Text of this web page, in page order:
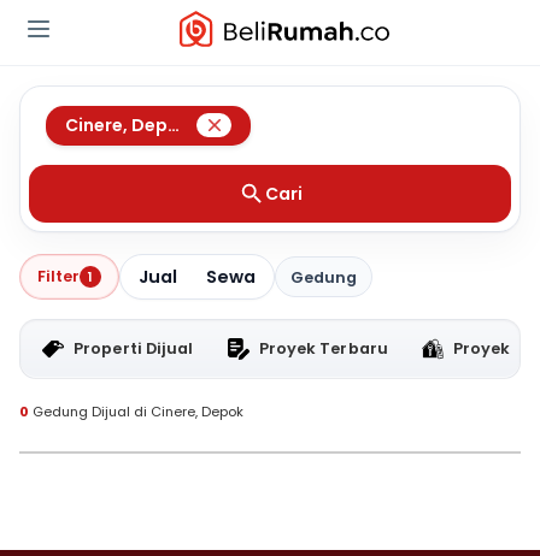
Cinere, Depok
Cari
Filter 1 Jual Sewa Gedung
Properti Dijual Proyek Terbaru Proyek
0 Gedung Dijual di Cinere, Depok